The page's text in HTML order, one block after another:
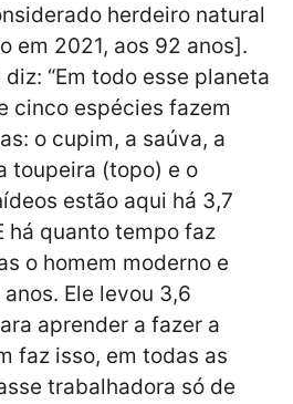
herdeiro natural
em 2021, aos 92 anos].
diz: “Em todo esse planeta
cinco espécies fazem
o cupim, a saúva, a
toupeira (topo) e o
estão aqui há 3,7
há quanto tempo faz
o homem moderno e
Ele levou 3,6
aprender a fazer a
faz isso, em todas as
trabalhadora só de